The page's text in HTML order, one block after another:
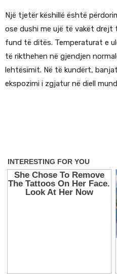
Një tjetër këshillë është
ose dushi me ujë të vakët
fund të ditës. Temperaturat e
të rikthehen në gjendjen
lehtësimit. Në të kundërt,
ekspozimi i zgjatur në diell